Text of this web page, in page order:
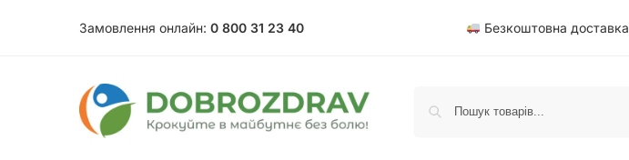
Замовлення онлайн: 0 800 31 23 40 Безкоштовна доставка